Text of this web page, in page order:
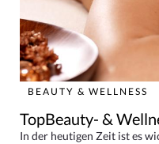
BEAUTY & WELLNESS
TopBeauty- &
In der heutigen Zeit ist es